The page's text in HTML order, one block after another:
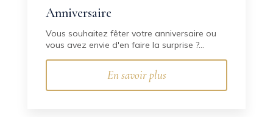
Anniversaire
Vous souhaitez fêter votre anniversaire ou
vous avez envie d'en faire la surprise ?...
En savoir plus